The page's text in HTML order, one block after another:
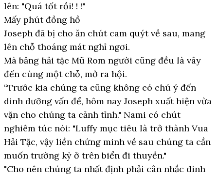
lên: "Quá tốt rồi! ! !"
Mấy phút đồng hồ
Joseph đã bị cho ăn chút cam quýt về sau, mang
lên chỗ thoáng mát nghỉ ngơi.
Mà băng hải tặc Mũ Rom người cũng đều là vây
đến cùng một chỗ, mở ra hội.
“Trước kia chúng ta cũng không có chú ý đến
dinh dưỡng vấn để, hôm nay Joseph xuất hiện vừa
vặn cho chúng ta cảnh tỉnh." Nami có chút
nghiêm túc nói: "Luffy mục tiêu là trở thành Vua
Hải Tặc, vậy liền chứng minh về sau chúng ta cần
muốn trường kỳ ở trên biển đi thuyền."
"Cho nên chúng ta nhất định phải cân nhắc dinh